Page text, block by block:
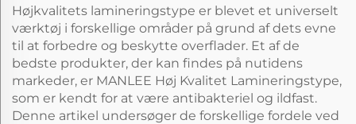
Højkvalitets lamineringstype er blevet et universelt
værktøj i forskellige områder på grund af dets evne
til at forbedre og beskytte overflader. Et af de
bedste produkter, der kan findes på nutidens
markeder, er MANLEE Høj Kvalitet Lamineringstype,
som er kendt for at være antibakteriel og ildfast.
Denne artikel undersøger de forskellige fordele ved